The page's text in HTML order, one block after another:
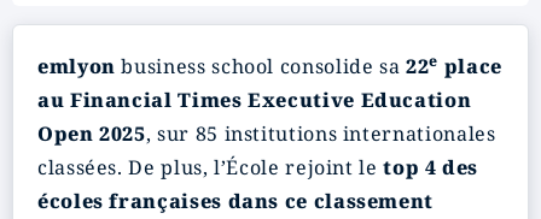
emlyon business school consolide sa22e place
au Financial Times Executive Education
Open 2025, sur 85 institutions internationales
classées.De plus, l’École rejoint letop 4 des
écoles françaises dans ce classement